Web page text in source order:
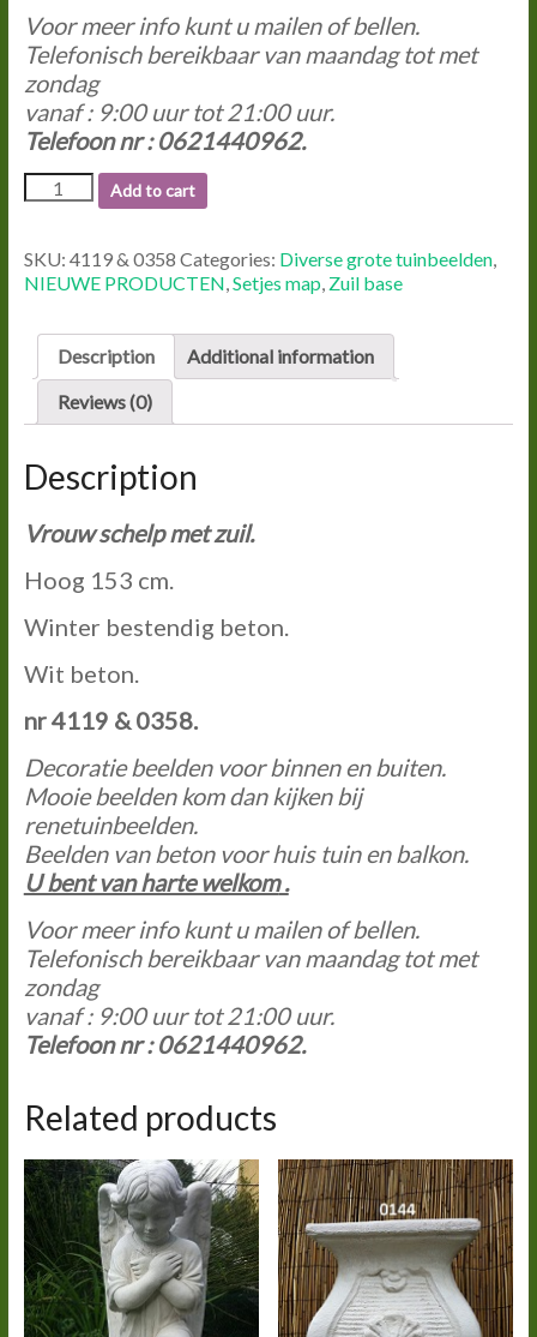
Voor meer info kunt u mailen of bellen.
Telefonisch bereikbaar van maandag tot met
zondag
vanaf : 9:00 uur tot 21:00uur.
Telefoon nr : 0621440962.
4119
&
VROUW
SCHELP
quantity
Add to cart
SKU: 4119 & 0358 Categories: Diverse grote tuinbeelden,
NIEUWE PRODUCTEN,Setjes map, Zuil base
Description
Additional information
Reviews (0)
Description
Vrouw schelp met zuil.
Hoog 153 cm.
Winter bestendig beton.
Wit beton.
nr 4119 & 0358.
Decoratie beelden voor binnen en buiten.
Mooie beelden kom dan kijken bij
renetuinbeelden.
Beelden van beton voor huis tuin en balkon.
U bent van harte welkom.
Voor meer info kunt u mailen of bellen.
Telefonisch bereikbaar van maandag tot met
zondag
vanaf : 9:00 uur tot 21:00uur.
Telefoon nr : 0621440962.
Related products